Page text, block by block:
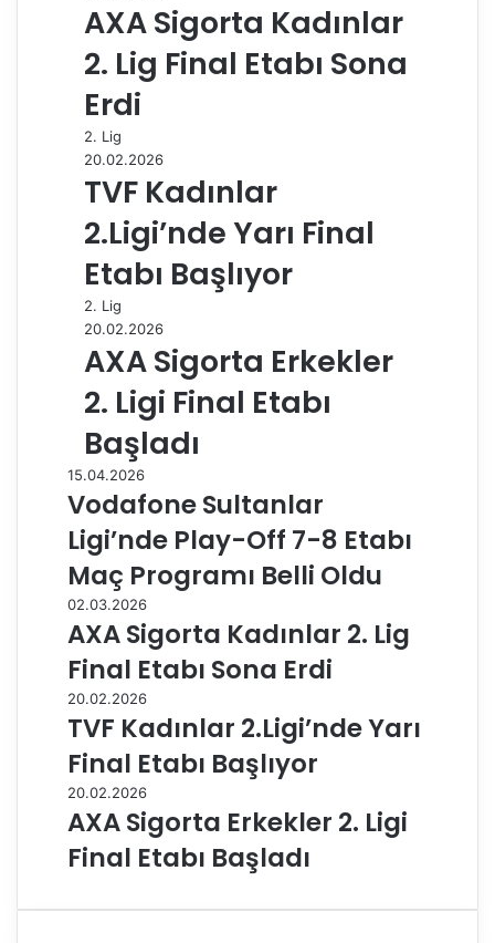
AXA Sigorta Kadınlar
2. Lig Final Etabı Sona
Erdi
2. Lig
20.02.2026
TVF Kadınlar
2.Ligi’nde Yarı Final
Etabı Başlıyor
2. Lig
20.02.2026
AXA Sigorta Erkekler
2. Ligi Final Etabı
Başladı
15.04.2026
Vodafone Sultanlar
Ligi’nde Play-Off 7-8 Etabı
Maç Programı Belli Oldu
02.03.2026
AXA Sigorta Kadınlar 2. Lig
Final Etabı Sona Erdi
20.02.2026
TVF Kadınlar 2.Ligi’nde Yarı
Final Etabı Başlıyor
20.02.2026
AXA Sigorta Erkekler 2. Ligi
Final Etabı Başladı